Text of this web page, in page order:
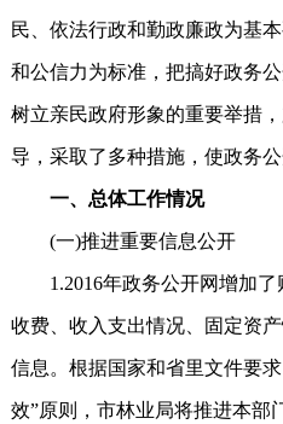
民、依法行政和勤政廉政为基
和公信力为标准，把搞好政务
树立亲民政府形象的重要举措
导，采取了多种措施，使政务
一、总体工作情况
(一)推进重要信息公开
1.2016年政务公开网增加了
收费、收入支出情况、固定资
信息。根据国家和省里文件要
效”原则，市林业局将推进本部